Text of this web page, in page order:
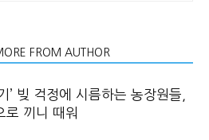
FROM AUTHOR
’ 빚 걱정에 시름하는 농장원들,
로 끼니 때워